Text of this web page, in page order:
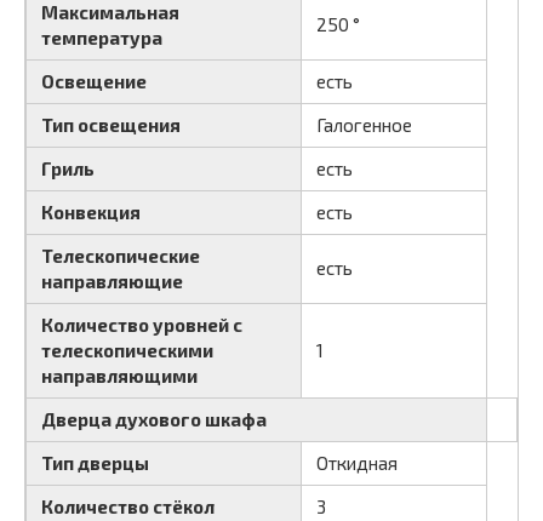
Максимальная
температура
250 °
Освещение
есть
Тип освещения
Галогенное
Гриль
есть
Конвекция
есть
Телескопические
направляющие
есть
Количество уровней с
телескопическими
направляющими
1
Дверца духового шкафа
Тип дверцы
Откидная
Количество стёкол
3